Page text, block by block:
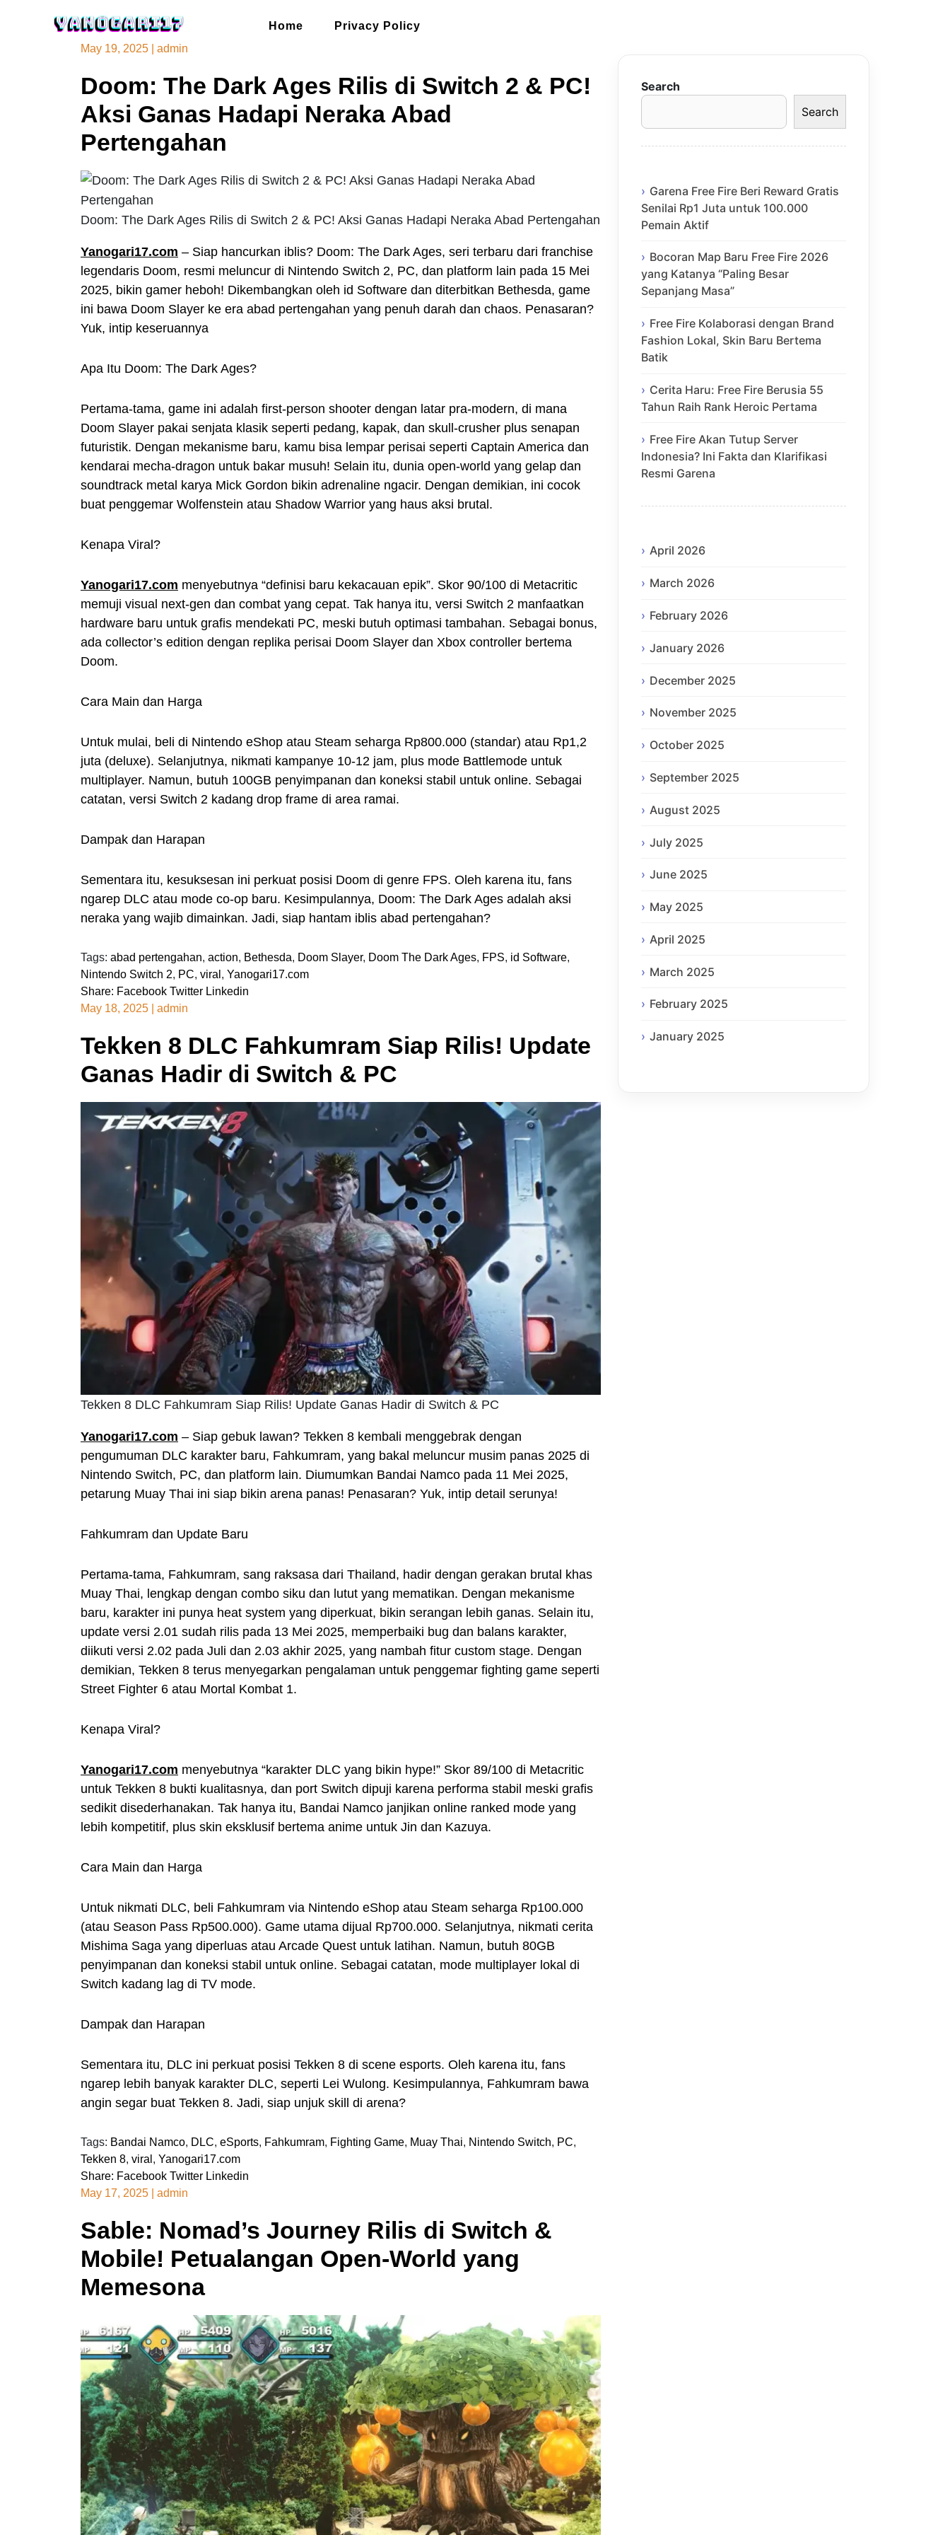
Home
Privacy Policy
May 19, 2025
admin
Doom: The Dark Ages Rilis di Switch 2 & PC!
Aksi Ganas Hadapi Neraka Abad
Pertengahan
Doom: The Dark Ages Rilis di Switch 2 & PC! Aksi Ganas Hadapi Neraka Abad Pertengahan
Yanogari17.com – Siap hancurkan iblis? Doom: The Dark Ages, seri terbaru dari franchise
legendaris Doom, resmi meluncur di Nintendo Switch 2, PC, dan platform lain pada 15 Mei
2025, bikin gamer heboh! Dikembangkan oleh id Software dan diterbitkan Bethesda, game
ini bawa Doom Slayer ke era abad pertengahan yang penuh darah dan chaos. Penasaran?
Yuk, intip keseruannya
Apa Itu Doom: The Dark Ages?
Pertama-tama, game ini adalah first-person shooter dengan latar pra-modern, di mana
Doom Slayer pakai senjata klasik seperti pedang, kapak, dan skull-crusher plus senapan
futuristik. Dengan mekanisme baru, kamu bisa lempar perisai seperti Captain America dan
kendarai mecha-dragon untuk bakar musuh! Selain itu, dunia open-world yang gelap dan
soundtrack metal karya Mick Gordon bikin adrenaline ngacir. Dengan demikian, ini cocok
buat penggemar Wolfenstein atau Shadow Warrior yang haus aksi brutal.
Kenapa Viral?
Yanogari17.com menyebutnya “definisi baru kekacauan epik”. Skor 90/100 di Metacritic
memuji visual next-gen dan combat yang cepat. Tak hanya itu, versi Switch 2 manfaatkan
hardware baru untuk grafis mendekati PC, meski butuh optimasi tambahan. Sebagai bonus,
ada collector’s edition dengan replika perisai Doom Slayer dan Xbox controller bertema
Doom.
Cara Main dan Harga
Untuk mulai, beli di Nintendo eShop atau Steam seharga Rp800.000 (standar) atau Rp1,2
juta (deluxe). Selanjutnya, nikmati kampanye 10-12 jam, plus mode Battlemode untuk
multiplayer. Namun, butuh 100GB penyimpanan dan koneksi stabil untuk online. Sebagai
catatan, versi Switch 2 kadang drop frame di area ramai.
Dampak dan Harapan
Sementara itu, kesuksesan ini perkuat posisi Doom di genre FPS. Oleh karena itu, fans
ngarep DLC atau mode co-op baru. Kesimpulannya, Doom: The Dark Ages adalah aksi
neraka yang wajib dimainkan. Jadi, siap hantam iblis abad pertengahan?
Tags: abad pertengahan, action, Bethesda, Doom Slayer, Doom The Dark Ages, FPS, id Software,
Nintendo Switch 2, PC, viral , Yanogari17.com
Share: Facebook Twitter Linkedin
May 18, 2025
admin
Tekken 8 DLC Fahkumram Siap Rilis! Update
Ganas Hadir di Switch & PC
Tekken 8 DLC Fahkumram Siap Rilis! Update Ganas Hadir di Switch & PC
Yanogari17.com – Siap gebuk lawan? Tekken 8 kembali menggebrak dengan
pengumuman DLC karakter baru, Fahkumram, yang bakal meluncur musim panas 2025 di
Nintendo Switch, PC, dan platform lain. Diumumkan Bandai Namco pada 11 Mei 2025,
petarung Muay Thai ini siap bikin arena panas! Penasaran? Yuk, intip detail serunya!
Fahkumram dan Update Baru
Pertama-tama, Fahkumram, sang raksasa dari Thailand, hadir dengan gerakan brutal khas
Muay Thai, lengkap dengan combo siku dan lutut yang mematikan. Dengan mekanisme
baru, karakter ini punya heat system yang diperkuat, bikin serangan lebih ganas. Selain itu,
update versi 2.01 sudah rilis pada 13 Mei 2025, memperbaiki bug dan balans karakter,
diikuti versi 2.02 pada Juli dan 2.03 akhir 2025, yang nambah fitur custom stage. Dengan
demikian, Tekken 8 terus menyegarkan pengalaman untuk penggemar fighting game seperti
Street Fighter 6 atau Mortal Kombat 1.
Kenapa Viral?
Yanogari17.com menyebutnya “karakter DLC yang bikin hype!” Skor 89/100 di Metacritic
untuk Tekken 8 bukti kualitasnya, dan port Switch dipuji karena performa stabil meski grafis
sedikit disederhanakan. Tak hanya itu, Bandai Namco janjikan online ranked mode yang
lebih kompetitif, plus skin eksklusif bertema anime untuk Jin dan Kazuya.
Cara Main dan Harga
Untuk nikmati DLC, beli Fahkumram via Nintendo eShop atau Steam seharga Rp100.000
(atau Season Pass Rp500.000). Game utama dijual Rp700.000. Selanjutnya, nikmati cerita
Mishima Saga yang diperluas atau Arcade Quest untuk latihan. Namun, butuh 80GB
penyimpanan dan koneksi stabil untuk online. Sebagai catatan, mode multiplayer lokal di
Switch kadang lag di TV mode.
Dampak dan Harapan
Sementara itu, DLC ini perkuat posisi Tekken 8 di scene esports. Oleh karena itu, fans
ngarep lebih banyak karakter DLC, seperti Lei Wulong. Kesimpulannya, Fahkumram bawa
angin segar buat Tekken 8. Jadi, siap unjuk skill di arena?
Tags: Bandai Namco, DLC, eSports, Fahkumram, Fighting Game, Muay Thai, Nintendo Switch, PC,
Tekken 8, viral , Yanogari17.com
Share: Facebook Twitter Linkedin
May 17, 2025
admin
Sable: Nomad’s Journey Rilis di Switch &
Mobile! Petualangan Open-World yang
Memesona
Search
Search
Garena Free Fire Beri Reward Gratis
Senilai Rp1 Juta untuk 100.000
Pemain Aktif
Bocoran Map Baru Free Fire 2026
yang Katanya “Paling Besar
Sepanjang Masa”
Free Fire Kolaborasi dengan Brand
Fashion Lokal, Skin Baru Bertema
Batik
Cerita Haru: Free Fire Berusia 55
Tahun Raih Rank Heroic Pertama
Free Fire Akan Tutup Server
Indonesia? Ini Fakta dan Klarifikasi
Resmi Garena
April 2026
March 2026
February 2026
January 2026
December 2025
November 2025
October 2025
September 2025
August 2025
July 2025
June 2025
May 2025
April 2025
March 2025
February 2025
January 2025